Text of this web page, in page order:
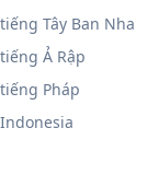
Tây Ban Nha
Ả Rập
Pháp